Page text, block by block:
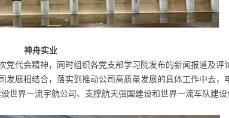
神舟实业
代会精神，同时组织各党支部学习院发布的新闻报道及评
展相结合，落实到推动公司高质量发展的具体工作中去，
世界一流宇航公司、支撑航天强国建设和世界一流军队建设